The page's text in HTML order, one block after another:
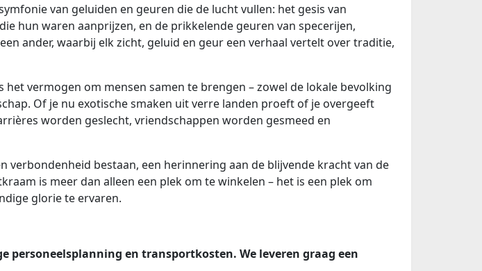
van geluiden en geuren die de lucht vullen: het gesis van
hun waren aanprijzen, en de prikkelende geuren van specerijen,
ander, waarbij elk zicht, geluid en geur een verhaal vertelt over traditie,
vermogen om mensen samen te brengen – zowel de lokale bevolking
Of je nu exotische smaken uit verre landen proeft of je overgeeft
worden geslecht, vriendschappen worden gesmeed en
bestaan, een herinnering aan de blijvende kracht van de
is meer dan alleen een plek om te winkelen – het is een plek om
glorie te ervaren.
en transportkosten. We leveren graag een